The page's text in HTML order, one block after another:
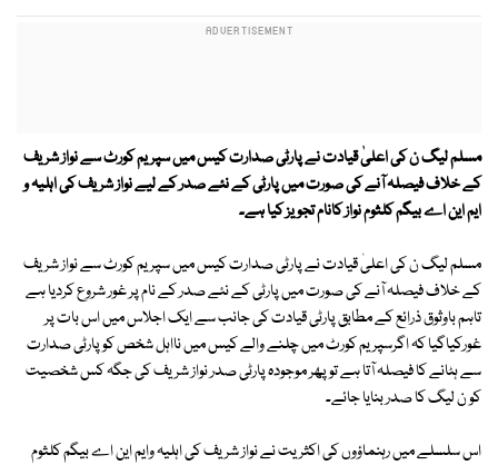
مسلم لیگ ن کی اعلیٰ قیادت نے پارٹی صدارت کیس میں سپریم کورٹ سے نواز شریف
کے خلاف فیصلہ آنے کی صورت میں پارٹی کے نئے صدر کے لیے نواز شریف کی اہلیہ و
ایم این اے بیگم کلثوم نواز کانام تجویز کیا ہے۔
مسلم لیگ ن کی اعلیٰ قیادت نے پارٹی صدارت کیس میں سپریم کورٹ سے نواز شریف
کے خلاف فیصلہ آنے کی صورت میں پارٹی کے نئے صدر کے نام پر غور شروع کردیا ہے
تاہم باوثوق ذرائع کے مطابق پارٹی قیادت کی جانب سے ایک اجلاس میں اس بات پر
غورکیاگیا کہ اگرسپریم کورٹ میں چلنے والے کیس میں نااہل شخص کو پارٹی صدارت
سے ہٹانے کا فیصلہ آتا ہے تو پھر موجودہ پارٹی صدر نواز شریف کی جگہ کس شخصیت
کو ن لیگ کا صدر بنایا جائے۔
اس سلسلے میں رہنماؤوں کی اکثریت نے نواز شریف کی اہلیہ وایم این اے بیگم کلثوم